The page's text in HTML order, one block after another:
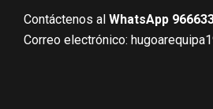
Contáctenos al WhatsApp
Correo electrónico: